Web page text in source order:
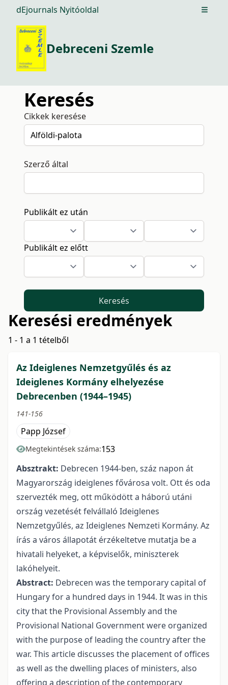
dEjournals Nyitóoldal Open
Debreceni Szemle
Keresés
Cikkek keresése
Szerző által
Publikált ez után
Publikált ez előtt
Keresés
Keresési eredmények
1 - 1 a 1 tételből
Az Ideiglenes Nemzetgyűlés és az
Ideiglenes Kormány elhelyezése
Debrecenben (1944–1945)
141-156
Papp József
Megtekintések száma:153
Absztrakt: Debrecen 1944-ben, száz napon át
Magyarország ideiglenes fővárosa volt. Ott és oda
szervezték meg, ott működött a háború utáni
ország vezetését felvállaló Ideiglenes
Nemzetgyűlés, az Ideiglenes Nemzeti Kormány. Az
írás a város állapotát érzékeltetve mutatja be a
hivatali helyeket, a képviselők, miniszterek
lakóhelyeit.
Abstract: Debrecen was the temporary capital of
Hungary for a hundred days in 1944. It was in this
city that the Provisional Assembly and the
Provisional National Government were organized
with the purpose of leading the country after the
war. This article discusses the placement of offices
as well as the dwelling places of ministers, also
offering a description of the contemporary